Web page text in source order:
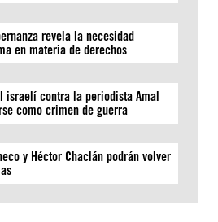
revela la necesidad
en materia de derechos
israelí contra la periodista Amal
como crimen de guerra
y Héctor Chaclán podrán volver